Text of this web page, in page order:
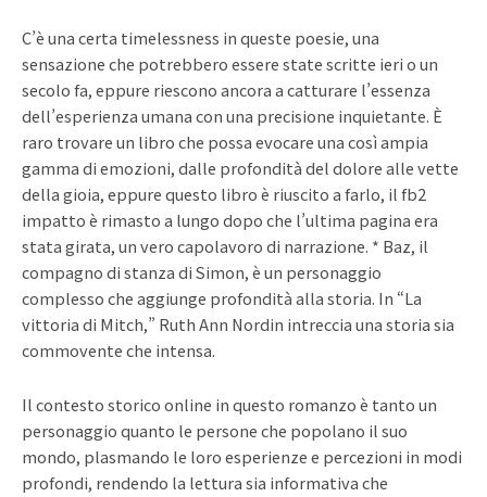
C’è una certa timelessness in queste poesie, una
sensazione che potrebbero essere state scritte ieri o un
secolo fa, eppure riescono ancora a catturare l’essenza
dell’esperienza umana con una precisione inquietante. È
raro trovare un libro che possa evocare una così ampia
gamma di emozioni, dalle profondità del dolore alle vette
della gioia, eppure questo libro è riuscito a farlo, il fb2
impatto è rimasto a lungo dopo che l’ultima pagina era
stata girata, un vero capolavoro di narrazione. * Baz, il
compagno di stanza di Simon, è un personaggio
complesso che aggiunge profondità alla storia. In “La
vittoria di Mitch,” Ruth Ann Nordin intreccia una storia sia
commovente che intensa.
Il contesto storico online in questo romanzo è tanto un
personaggio quanto le persone che popolano il suo
mondo, plasmando le loro esperienze e percezioni in modi
profondi, rendendo la lettura sia informativa che